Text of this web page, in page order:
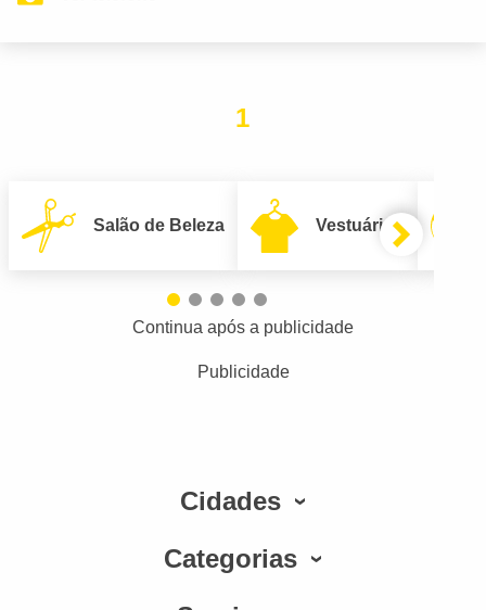
1
Salão de Beleza Vestuário
Continua após a publicidade
Publicidade
Cidades
Categorias